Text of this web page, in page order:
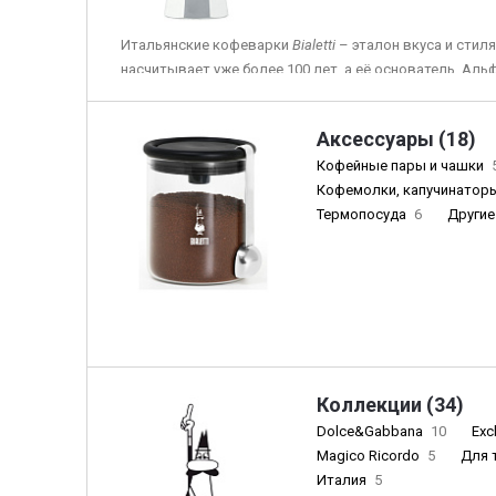
Итальянские кофеварки Bialetti– эталон вкуса и
насчитывает уже более 100 лет, а её основатель,
На сегодняшний день компанияBialetti– лидер по
кофеварок для дома, а Мока – неотъемлемая часть
миллионах домах по всему миру.
В нашем официальном интернет-магазине
самых разных форм, цветов и размеров (включая
восьмигранную), а также фирменные френч-прессы и
Аксессуары (18)
Кофейные пары и чашки
Кофемолки,
Термопосуда 6
Коллекции (34)
Dolce&Gabbana 10
Magico Ricordo 5 Для
Италия 5